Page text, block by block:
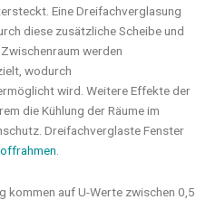
Eine Dreifachverglasung
diese zusätzliche Scheibe und
werden
wodurch
wird. Weitere Effekte der
die Kühlung der Räume im
Dreifachverglaste Fenster
kommen auf U-Werte zwischen 0,5